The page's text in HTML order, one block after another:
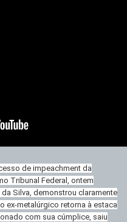
de impeachment da
Tribunal Federal, ontem
Silva, demonstrou claramente
ex-metalúrgico retorna à estaca
com sua cúmplice, saiu